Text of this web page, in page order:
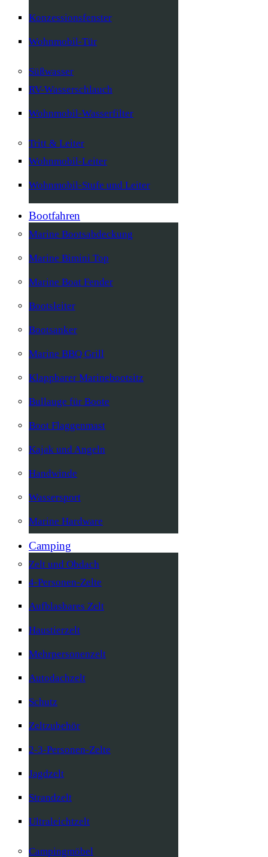
Konzessionsfenster
Wohnmobil-Tür
Süßwasser
RV-Wasserschlauch
Wohnmobil-Wasserfilter
Tritt & Leiter
Wohnmobil-Leiter
Wohnmobil-Stufe und Leiter
Bootfahren
Marine Bootsabdeckung
Marine Bimini Top
Marine Boat Fender
Bootsleiter
Bootsanker
Marine BBQ Grill
Klappbarer Marinebootsitz
Bullauge für Boote
Boot Flaggenmast
Kajak und Angeln
Handwinde
Wassersport
Marine Hardware
Camping
Zelt und Obdach
4-Personen-Zelte
Aufblasbares Zelt
Haustierzelt
Mehrpersonenzelt
Autodachzelt
Schutz
Zeltzubehör
2-3-Personen-Zelte
Jagdzelt
Strandzelt
Ultraleichtzelt
Campingmöbel